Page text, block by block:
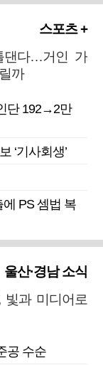
스포츠 +
댄다…거인 가
까
단 192→2만
‘기사회생’
PS 셈법 복
울산·경남 소식
빛과 미디어로
공 수순